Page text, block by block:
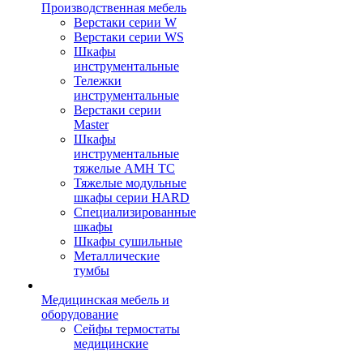
Производственная мебель
Верстаки серии W
Верстаки серии WS
Шкафы
инструментальные
Тележки
инструментальные
Верстаки серии
Master
Шкафы
инструментальные
тяжелые AMH TC
Тяжелые модульные
шкафы серии HARD
Cпециализированные
шкафы
Шкафы сушильные
Металлические
тумбы
Медицинская мебель и
оборудование
Сейфы термостаты
медицинские